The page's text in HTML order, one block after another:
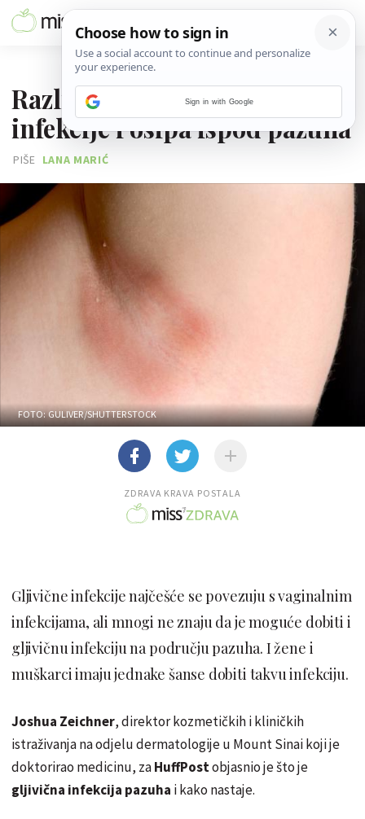
Razlika između gljivične
infekcije i osipa ispod pazuha
PIŠE LANA MARIĆ
FOTO: GULIVER/SHUTTERSTOCK
ZDRAVA KRAVA POSTALA
Gljivične infekcije najčešće se povezuju s vaginalnim
infekcijama, ali mnogi ne znaju da je moguće dobiti i
gljivičnu infekciju na području pazuha. I žene i
muškarci imaju jednake šanse dobiti takvu infekciju.
Joshua Zeichner, direktor kozmetičkih i kliničkih
istraživanja na odjelu dermatologije u Mount Sinai koji je
doktorirao medicinu, zaHuffPostobjasnio je što je
gljivična infekcija pazuha i kako nastaje.
Sign in with Google